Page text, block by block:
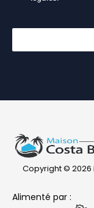
Copyright © 2026
Alimenté par :